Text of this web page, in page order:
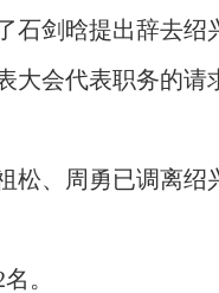
石剑晗提出辞去
大会代表职务的
松、周勇已调离
。